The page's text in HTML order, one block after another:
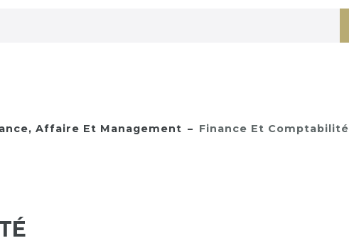
Affaire Et Management Finance Et Comptabilité